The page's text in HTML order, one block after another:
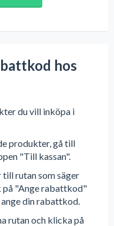
hos
du vill inköpa i
produkter, gå till
"Till kassan".
till rutan som säger
på "Ange rabattkod"
din rabattkod.
rutan och klicka på